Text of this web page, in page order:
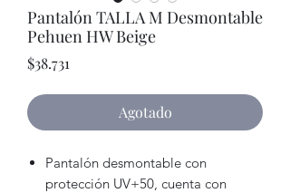
Pantalón TALLA M Desmontable
Pehuen HW Beige
$38.731
Agotado
Pantalón desmontable con
protección UV+50, cuenta con